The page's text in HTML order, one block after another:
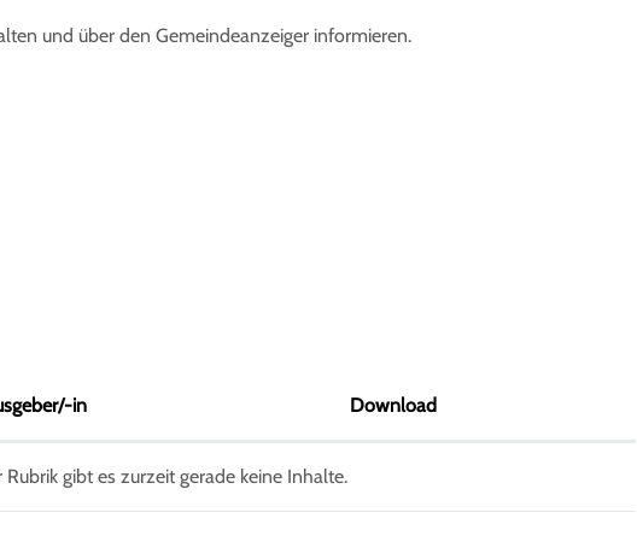
und über den Gemeindeanzeiger informieren.
in Download
Rubrik gibt es zurzeit gerade keine Inhalte.